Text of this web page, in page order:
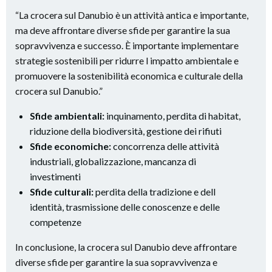
“La crocera sul Danubio è un attività antica e importante,
ma deve affrontare diverse sfide per garantire la sua
sopravvivenza e successo. È importante implementare
strategie sostenibili per ridurre l impatto ambientale e
promuovere la sostenibilità economica e culturale della
crocera sul Danubio.”
Sfide ambientali: inquinamento, perdita di habitat,
riduzione della biodiversità, gestione dei rifiuti
Sfide economiche:concorrenza delle attività
industriali, globalizzazione, mancanza di
investimenti
Sfide culturali:perdita della tradizione e dell
identità, trasmissione delle conoscenze e delle
competenze
In conclusione, la crocera sul Danubio deve affrontare
diverse sfide per garantire la sua sopravvivenza e